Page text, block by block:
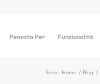
Pensata Per Funzionalità
Sei in: Home / Blog /